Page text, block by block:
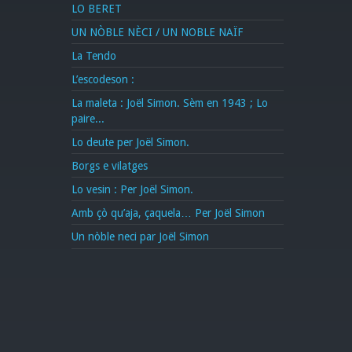
LO BERET
UN NÒBLE NÈCI / UN NOBLE NAÏF
La Tendo
L’escodeson :
La maleta : Joël Simon. Sèm en 1943 ; Lo
paire...
Lo deute per Joël Simon.
Borgs e vilatges
Lo vesin : Per Joël Simon.
Amb çò qu’aja, çaquela… Per Joël Simon
Un nòble neci par Joël Simon